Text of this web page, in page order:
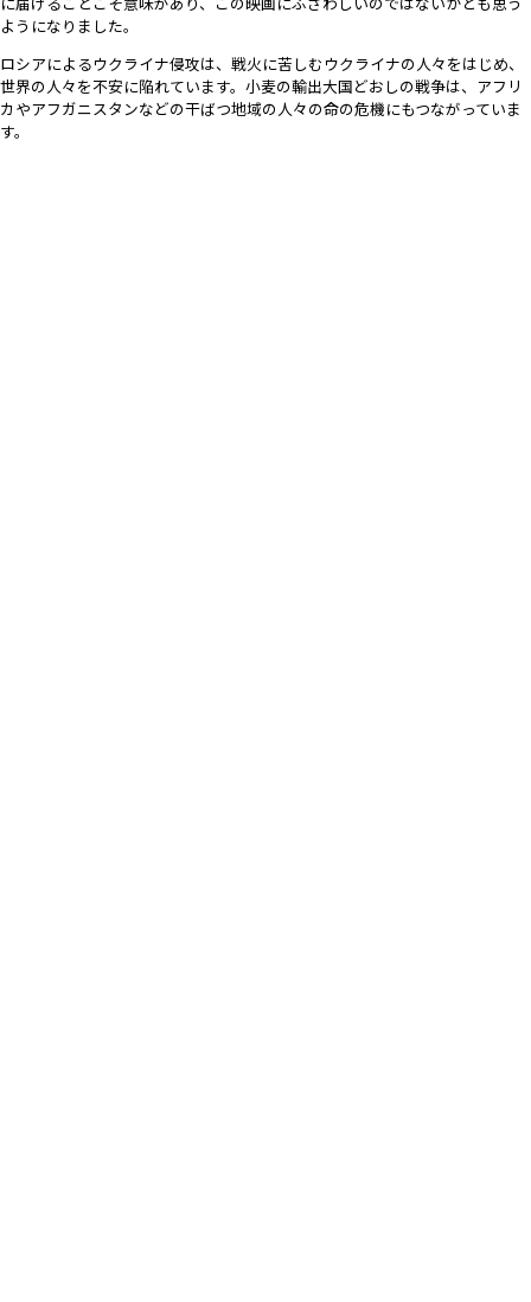
ようになりました。
ロシアによるウクライナ侵攻は、戦火に苦しむウクライナの人々をはじめ、
世界の人々を不安に陥れています。小麦の輸出大国どおしの戦争は、アフリ
カやアフガニスタンなどの干ばつ地域の人々の命の危機にもつながっていま
す。